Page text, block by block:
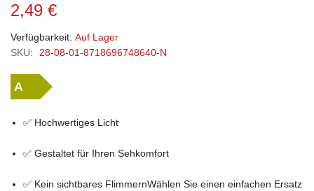
2,49 €
Verfügbarkeit: Auf Lager
SKU:
28-08-01-8718696748640-N
A
✅ Hochwertiges Licht
✅ Gestaltet für Ihren Sehkomfort
✅ Kein sichtbares FlimmernWählen Sie einen einfachen Ersatz